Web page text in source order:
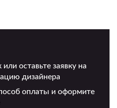
оставьте заявку на
дизайнера
оплаты и оформите